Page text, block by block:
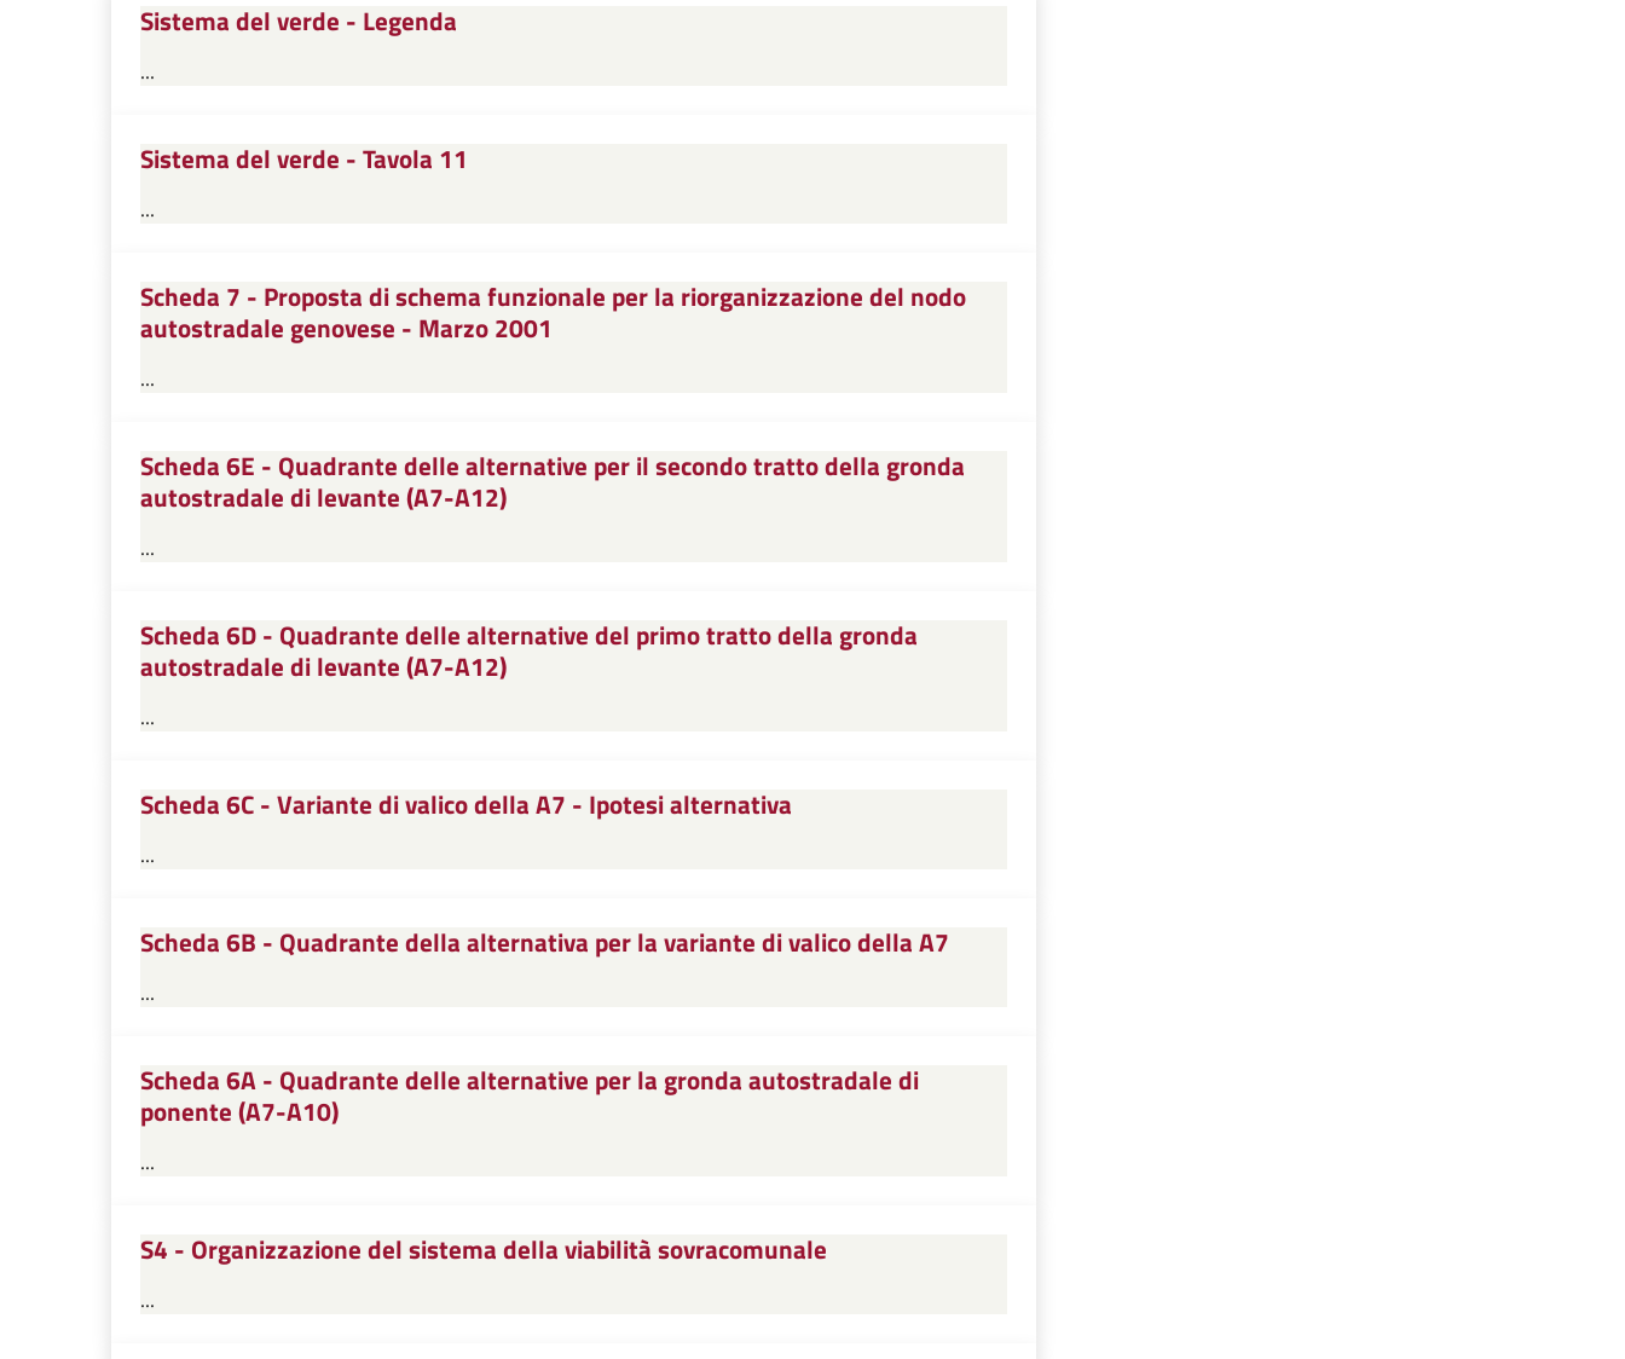
Sistema del verde - Legenda
...
Sistema del verde - Tavola 11
...
Scheda 7 - Proposta di schema funzionale per la riorganizzazione del nodo
autostradale genovese - Marzo 2001
...
Scheda 6E - Quadrante delle alternative per il secondo tratto della gronda
autostradale di levante (A7-A12)
...
Scheda 6D - Quadrante delle alternative del primo tratto della gronda
autostradale di levante (A7-A12)
...
Scheda 6C - Variante di valico della A7 - Ipotesi alternativa
...
Scheda 6B - Quadrante della alternativa per la variante di valico della A7
...
Scheda 6A - Quadrante delle alternative per la gronda autostradale di
ponente (A7-A10)
...
S4 - Organizzazione del sistema della viabilità sovracomunale
...